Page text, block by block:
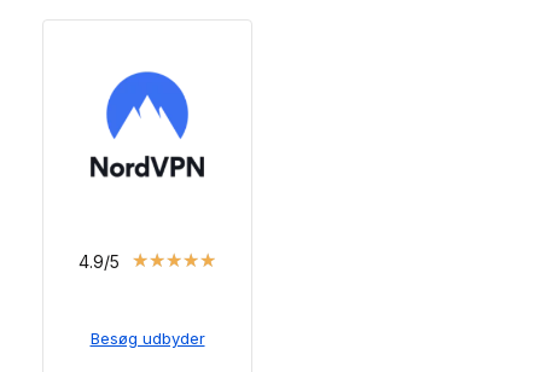
4.9/5 ★★★★★
Besøg udbyder